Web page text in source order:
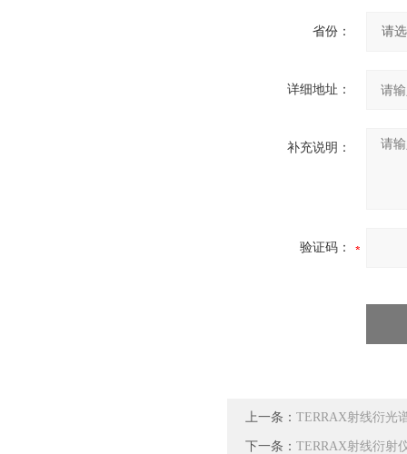
省份：
详细地址：
补充说明：
验证码：
上一条： TERRAX射线衍光
下一条： TERRAX射线衍射